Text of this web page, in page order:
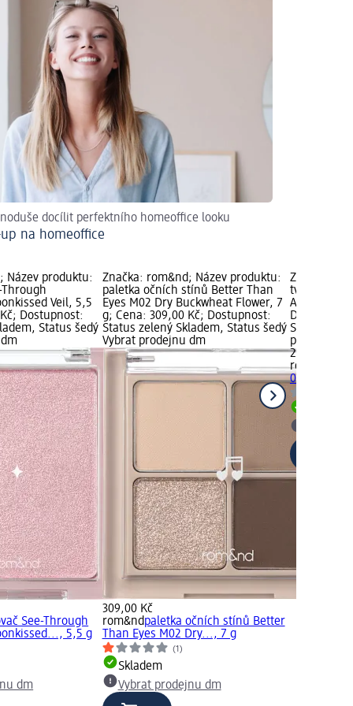
docílit perfektního homeoffice looku
na homeoffice
Název produktu:
Through
Veil, 5,5
Dostupnost:
Status šedý
See-Through
5,5 g
dm
Značka: rom&nd; Název produktu:
paletka očních stínů Better Than
Eyes M02 Dry Buckwheat Flower, 7
g; Cena: 309,00 Kč; Dostupnost:
Status zelený Skladem, Status šedý
Vybrat prodejnu dm
309,00 Kč
rom&ndpaletka očních stínů Better
Than Eyes M02 Dry..., 7 g
(1)
Skladem
Vybrat prodejnu dm
Značka:
tvářenka
Apple, 8,4
Skladem,
prodejnu
264,00 Kč
rom&nd
01 Rare